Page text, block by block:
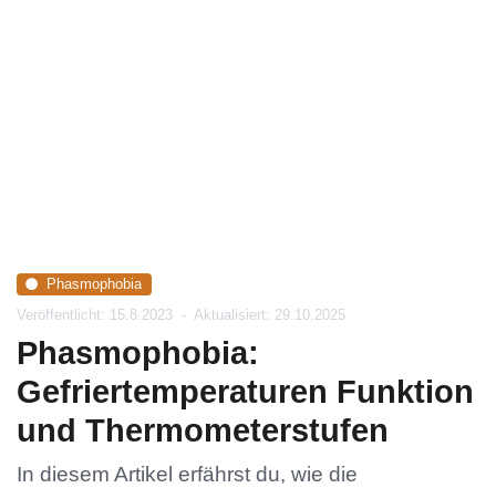
Phasmophobia
Veröffentlicht: 15.8.2023 - Aktualisiert: 29.10.2025
Phasmophobia:
Gefriertemperaturen Funktion
und Thermometerstufen
In diesem Artikel erfährst du, wie die